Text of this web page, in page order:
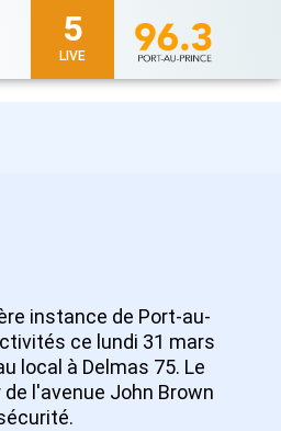
5
LIVE
instance de Port-au-
ce lundi 31 mars
local à Delmas 75. Le
l'avenue John Brown